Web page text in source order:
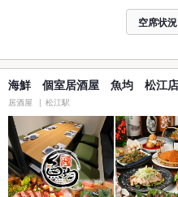
空席状
海鮮 個室居酒屋 魚均 松江店
居酒屋 松江駅